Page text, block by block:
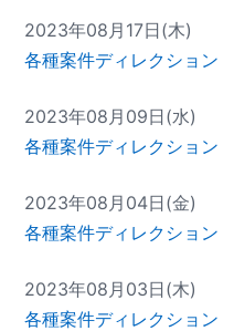
2023年08月17日(木)
各種案件ディレクション
2023年08月09日(水)
各種案件ディレクション
2023年08月04日(金)
各種案件ディレクション
2023年08月03日(木)
各種案件ディレクション